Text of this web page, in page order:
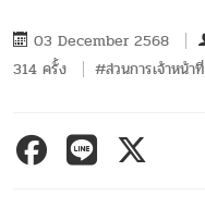
03 December 2568
314 ครั้ง
#ส่วนการเจ้าหน้าที่